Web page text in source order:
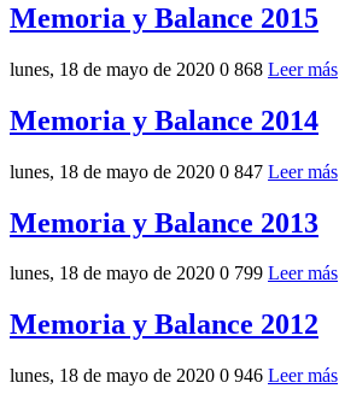
Memoria y Balance 2015
lunes, 18 de mayo de 2020 0 868 Leer más
Memoria y Balance 2014
lunes, 18 de mayo de 2020 0 847 Leer más
Memoria y Balance 2013
lunes, 18 de mayo de 2020 0 799 Leer más
Memoria y Balance 2012
lunes, 18 de mayo de 2020 0 946 Leer más